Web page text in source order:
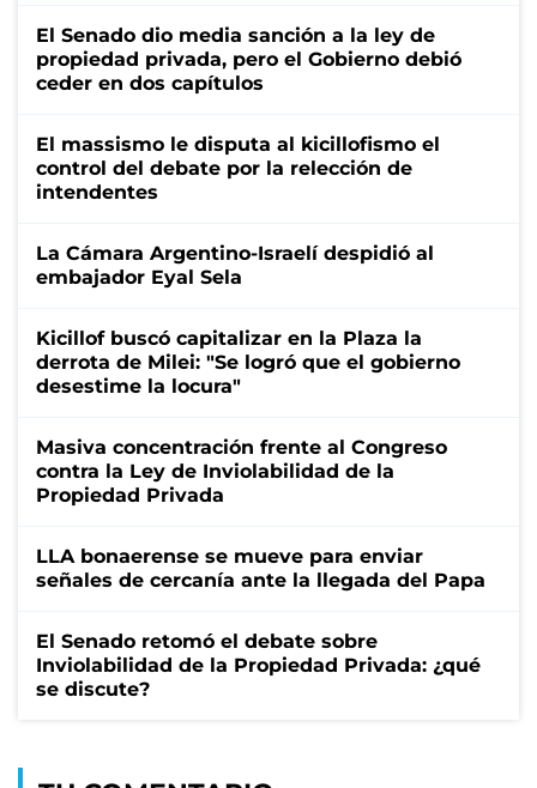
El Senado dio media sanción a la ley de
propiedad privada, pero el Gobierno debió
ceder en dos capítulos
El massismo le disputa al kicillofismo el
control del debate por la relección de
intendentes
La Cámara Argentino-Israelí despidió al
embajador Eyal Sela
Kicillof buscó capitalizar en la Plaza la
derrota de Milei: "Se logró que el gobierno
desestime la locura"
Masiva concentración frente al Congreso
contra la Ley de Inviolabilidad de la
Propiedad Privada
LLA bonaerense se mueve para enviar
señales de cercanía ante la llegada del Papa
El Senado retomó el debate sobre
Inviolabilidad de la Propiedad Privada: ¿qué
se discute?